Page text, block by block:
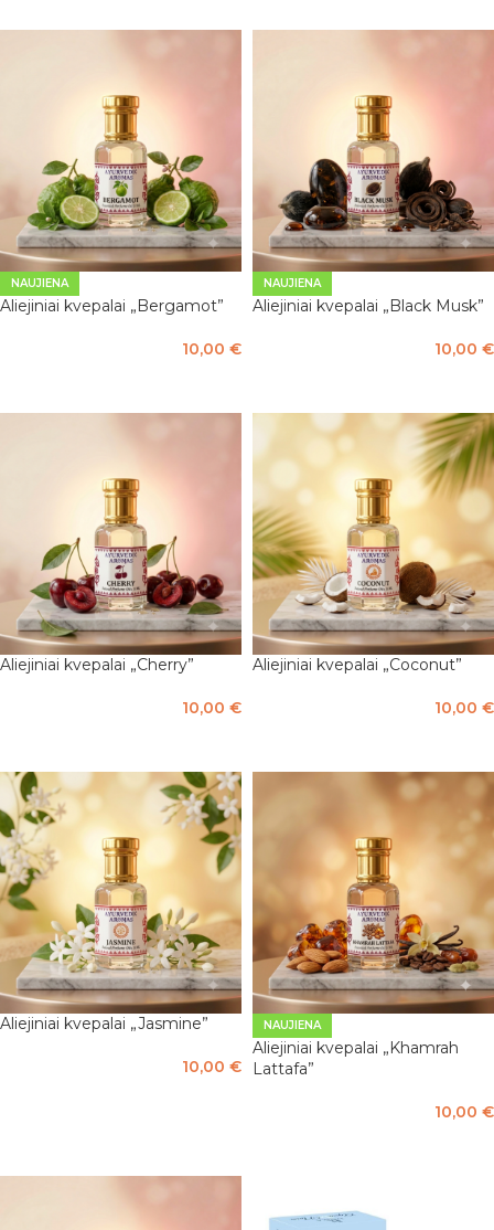
NAUJIENA
Aliejiniai kvepalai „Bergamot”
10,00 €
NAUJIENA
Aliejiniai kvepalai „Black Musk”
10,00 €
Aliejiniai kvepalai „Cherry”
10,00 €
Aliejiniai kvepalai „Coconut”
10,00 €
Aliejiniai kvepalai „Jasmine”
10,00 €
NAUJIENA
Aliejiniai kvepalai „Khamrah
Lattafa”
10,00 €